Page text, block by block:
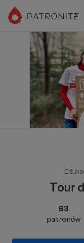
Tour
63
patronów